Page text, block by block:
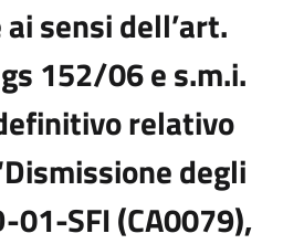
sensi dell’art.
152/06 e s.m.i.
relativo
degli
01-SFI (CA0079),